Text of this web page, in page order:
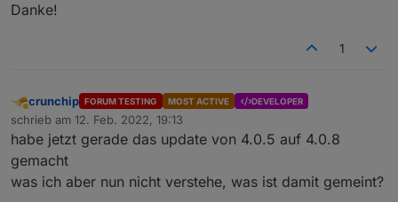
Danke!
1
Abwesend
crunchip FORUM TESTING MOST ACTIVE DEVELOPER
schrieb am 12. Feb. 2022, 19:13
zuletzt editiert von
habe jetzt gerade das update von 4.0.5 auf 4.0.8
gemacht
was ich aber nun nicht verstehe, was ist damit gemeint?